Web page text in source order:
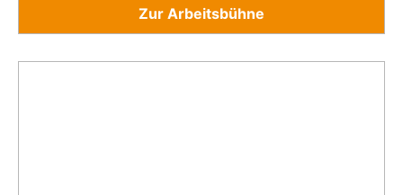
Zur Arbeitsbühne